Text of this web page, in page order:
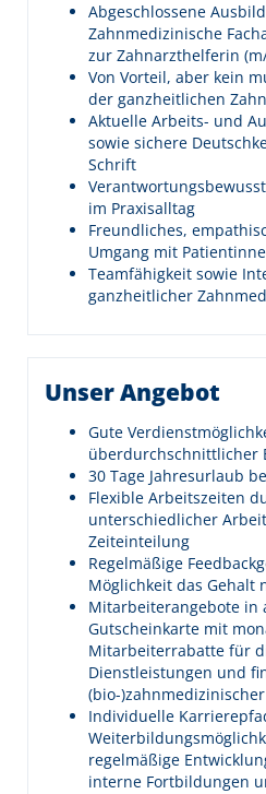
Abgeschlossene
Zahnmedizinische
zur Zahnarzthelferin
Von Vorteil, aber kein
der ganzheitlichen
Aktuelle Arbeits- und
sowie sichere
Schrift
im Praxisalltag
Freundliches,
Umgang mit
Teamfähigkeit sowie
ganzheitlicher
Unser Angebot
Gute
überdurchschnittlicher
30 Tage Jahresurlaub
Flexible Arbeitszeiten
unterschiedlicher
Zeiteinteilung
Regelmäßige
Möglichkeit das Gehalt
Mitarbeiterangebote in
Gutscheinkarte mit
Mitarbeiterrabatte für
Dienstleistungen und
(bio-
Individuelle
regelmäßige
interne Fortbildungen